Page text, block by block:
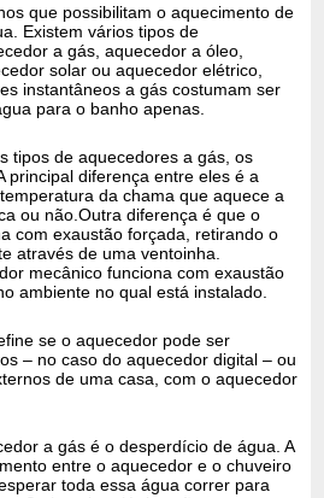
que possibilitam o aquecimento de
Existem vários tipos de
a gás, aquecedor a óleo,
solar ou aquecedor elétrico,
instantâneos a gás costumam ser
para o banho apenas.
tipos de aquecedores a gás, os
principal diferença entre eles é a
da chama que aquece a
ou não.Outra diferença é que o
com exaustão forçada, retirando o
através de uma ventoinha.
mecânico funciona com exaustão
ambiente no qual está instalado.
se o aquecedor pode ser
– no caso do aquecedor digital – ou
de uma casa, com o aquecedor
a gás é o desperdício de água. A
entre o aquecedor e o chuveiro
toda essa água correr para